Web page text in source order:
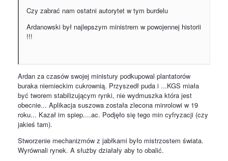
Czy zabrać nam ostatni autorytet w tym burdelu
Ardanowski był najlepszym ministrem w powojennej historii
!!!
Ardan za czasów swojej ministury podkupowal plantatorów
buraka niemieckim cukrownią. Przyszedł puda i ...KGS miała
być tworem stabilizującym rynki, nie wydmuszka która jest
obecnie... Aplikacja suszowa została zlecona minrolowi w 19
roku... Kazał im spiep....ac. Podjęło się tego min cyfryzacji (czy
jakieś tam).
Stworzenie mechanizmów z jabłkami było mistrzostem świata.
Wyrównali rynek. A służby działały aby to obalić.